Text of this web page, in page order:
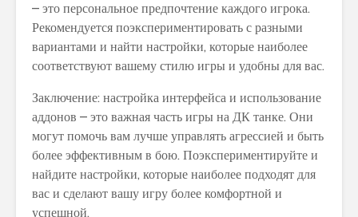
– это персональное предпочтение каждого игрока.
Рекомендуется поэкспериментировать с разными
вариантами и найти настройки, которые наиболее
соответствуют вашему стилю игры и удобны для вас.
Заключение: настройка интерфейса и использование
аддонов – это важная часть игры на ДК танке. Они
могут помочь вам лучше управлять агрессией и быть
более эффективным в бою. Поэкспериментируйте и
найдите настройки, которые наиболее подходят для
вас и сделают вашу игру более комфортной и
успешной.